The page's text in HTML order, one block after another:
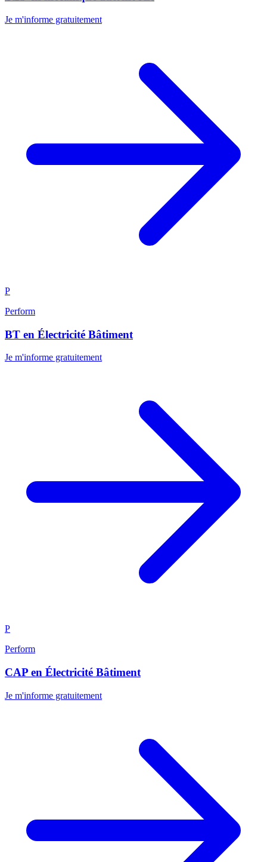
Je m'informe gratuitement
P
Perform
BT en Électricité Bâtiment
Je m'informe gratuitement
P
Perform
CAP en Électricité Bâtiment
Je m'informe gratuitement